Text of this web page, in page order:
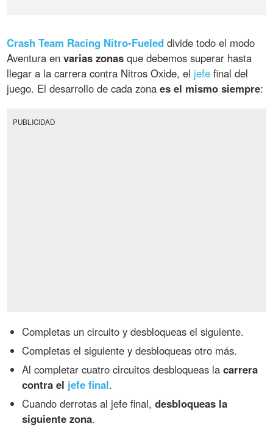
Crash Team Racing Nitro-Fueled divide todo el modo
Aventura envarias zonas que debemos superar hasta
llegar a la carrera contra Nitros Oxide, el jefe final del
juego. El desarrollo de cada zonaes el mismo siempre:
PUBLICIDAD
Completas un circuito y desbloqueas el siguiente.
Completas el siguiente y desbloqueas otro más.
Al completar cuatro circuitos desbloqueas lacarrera
contra el jefe final.
Cuando derrotas al jefe final,desbloqueas la
siguiente zona.